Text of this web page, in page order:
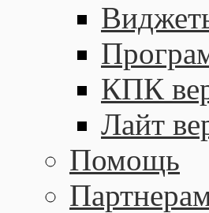
КПК
Лайт
Помощь